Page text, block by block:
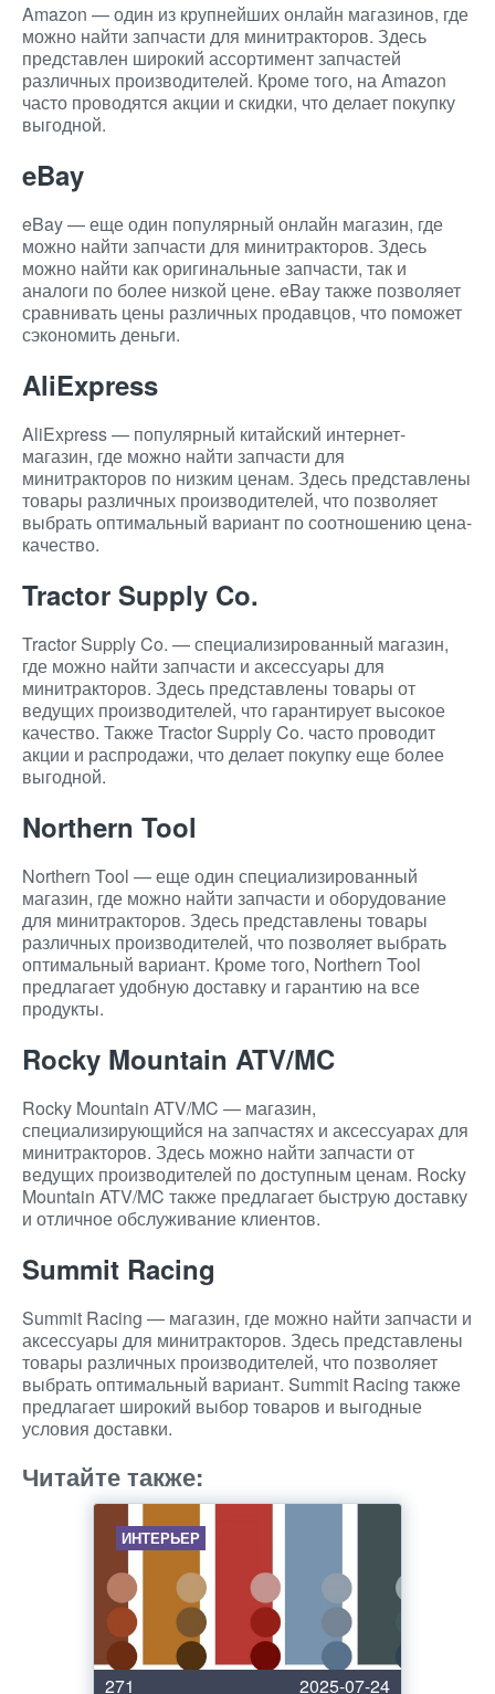
Amazon — один из крупнейших онлайн магазинов, где
можно найти запчасти для минитракторов. Здесь
представлен широкий ассортимент запчастей
различных производителей. Кроме того, на Amazon
часто проводятся акции и скидки, что делает покупку
выгодной.
eBay
eBay — еще один популярный онлайн магазин, где
можно найти запчасти для минитракторов. Здесь
можно найти как оригинальные запчасти, так и
аналоги по более низкой цене. eBay также позволяет
сравнивать цены различных продавцов, что поможет
сэкономить деньги.
AliExpress
AliExpress — популярный китайский интернет-
магазин, где можно найти запчасти для
минитракторов по низким ценам. Здесь представлены
товары различных производителей, что позволяет
выбрать оптимальный вариант по соотношению цена-
качество.
Tractor Supply Co.
Tractor Supply Co. — специализированный магазин,
где можно найти запчасти и аксессуары для
минитракторов. Здесь представлены товары от
ведущих производителей, что гарантирует высокое
качество. Также Tractor Supply Co. часто проводит
акции и распродажи, что делает покупку еще более
выгодной.
Northern Tool
Northern Tool — еще один специализированный
магазин, где можно найти запчасти и оборудование
для минитракторов. Здесь представлены товары
различных производителей, что позволяет выбрать
оптимальный вариант. Кроме того, Northern Tool
предлагает удобную доставку и гарантию на все
продукты.
Rocky Mountain ATV/MC
Rocky Mountain ATV/MC — магазин,
специализирующийся на запчастях и аксессуарах для
минитракторов. Здесь можно найти запчасти от
ведущих производителей по доступным ценам. Rocky
Mountain ATV/MC также предлагает быструю доставку
и отличное обслуживание клиентов.
Summit Racing
Summit Racing — магазин, где можно найти запчасти и
аксессуары для минитракторов. Здесь представлены
товары различных производителей, что позволяет
выбрать оптимальный вариант. Summit Racing также
предлагает широкий выбор товаров и выгодные
условия доставки.
Читайте также:
ИНТЕРЬЕР
271 2025-07-24